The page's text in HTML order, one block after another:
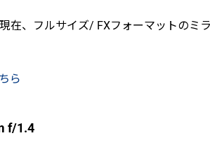
在、フルサイズ/ FXフォーマットのミ
ら
f/1.4